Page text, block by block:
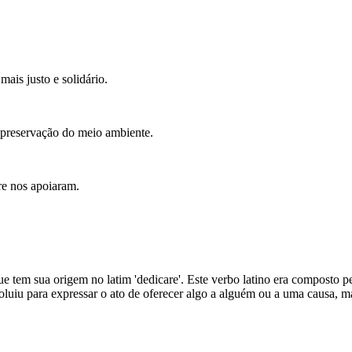
justo e solidário.
do meio ambiente.
nos apoiaram.
tem sua origem no latim 'dedicare'. Este verbo latino era
para expressar o ato de oferecer algo a alguém ou a uma causa,